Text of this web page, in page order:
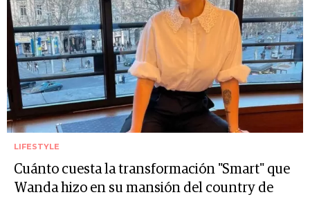
LIFESTYLE
Cuánto cuesta la transformación "Smart" que
Wanda hizo en su mansión del country de